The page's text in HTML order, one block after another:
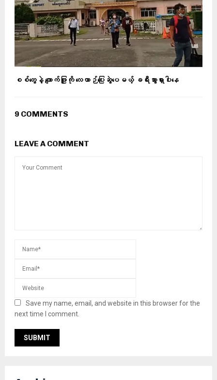
စစ်တွေနဲ့ ကျောက်ဖြူကို လေယာဉ်ပြေးဆွဲပေမယ့် ခရီးသွားရှားပါးနေ
9 COMMENTS
LEAVE A COMMENT
Save my name, email, and website in this browser for the
next time I comment.